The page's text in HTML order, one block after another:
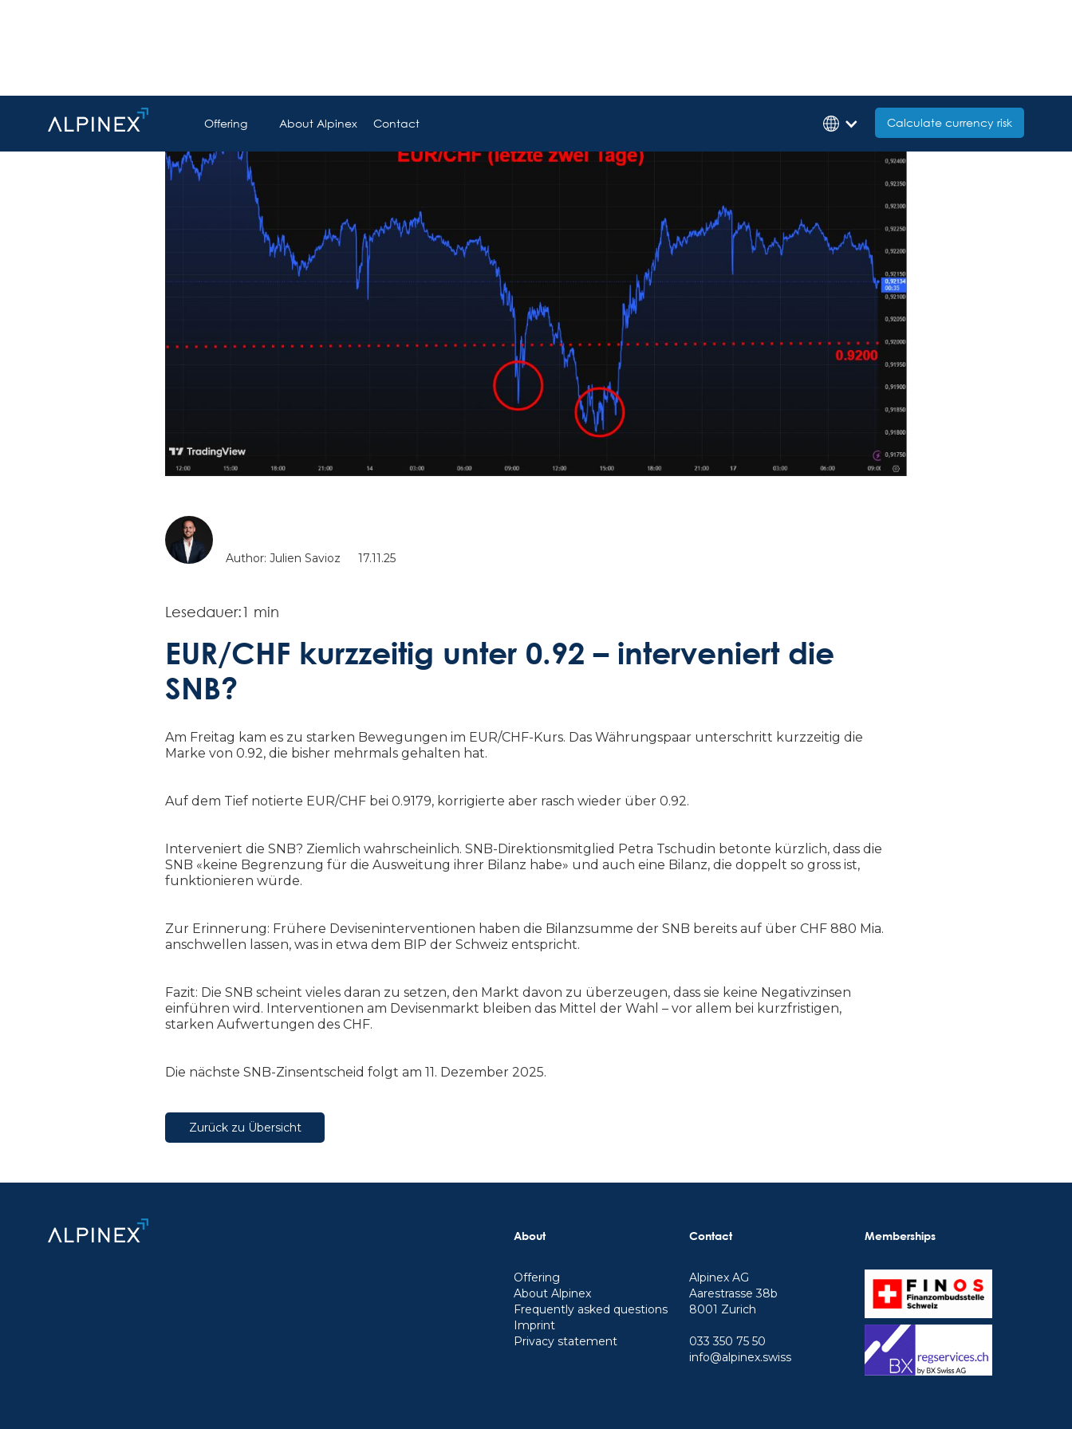
Offering About Alpinex Contact Calculate currency risk
Author: Julien Savioz 17.11.25
Lesedauer:1 min
EUR/CHF kurzzeitig unter 0.92 – interveniert die
SNB?
Am Freitag kam es zu starken Bewegungen im EUR/CHF-Kurs. Das Währungspaar unterschritt kurzzeitig die
Marke von 0.92, die bisher mehrmals gehalten hat.
Auf dem Tief notierte EUR/CHF bei 0.9179, korrigierte aber rasch wieder über 0.92.
Interveniert die SNB? Ziemlich wahrscheinlich. SNB-Direktionsmitglied Petra Tschudin betonte kürzlich, dass die
SNB «keine Begrenzung für die Ausweitung ihrer Bilanz habe» und auch eine Bilanz, die doppelt so gross ist,
funktionieren würde.
Zur Erinnerung: Frühere Deviseninterventionen haben die Bilanzsumme der SNB bereits auf über CHF 880 Mia.
anschwellen lassen, was in etwa dem BIP der Schweiz entspricht.
Fazit: Die SNB scheint vieles daran zu setzen, den Markt davon zu überzeugen, dass sie keine Negativzinsen
einführen wird. Interventionen am Devisenmarkt bleiben das Mittel der Wahl – vor allem bei kurzfristigen,
starken Aufwertungen des CHF.
Die nächste SNB-Zinsentscheid folgt am 11. Dezember 2025.
Zurück zu Übersicht
About
Offering
About Alpinex
Frequently asked questions
Imprint
Privacy statement
Contact
Alpinex AG
Aarestrasse 38b
8001 Zurich
033 350 75 50
info@alpinex.swiss
Memberships